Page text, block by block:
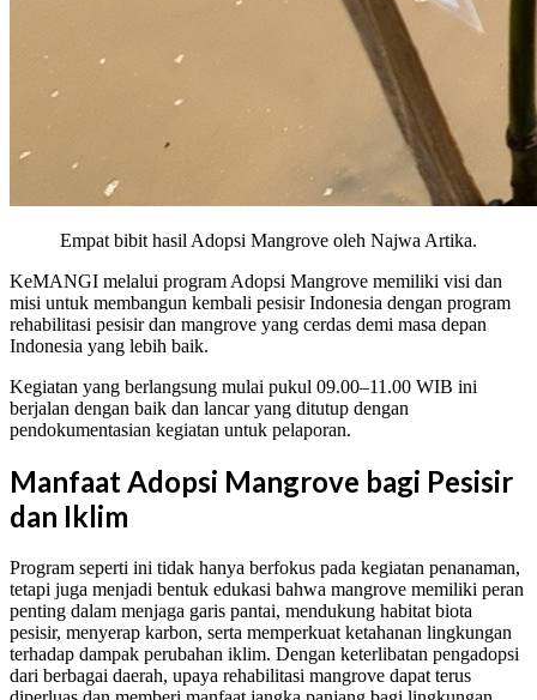
Empat bibit hasil Adopsi Mangrove oleh Najwa Artika.
KeMANGI melalui program Adopsi Mangrove memiliki visi dan
misi untuk membangun kembali pesisir Indonesia dengan program
rehabilitasi pesisir dan mangrove yang cerdas demi masa depan
Indonesia yang lebih baik.
Kegiatan yang berlangsung mulai pukul 09.00–11.00 WIB ini
berjalan dengan baik dan lancar yang ditutup dengan
pendokumentasian kegiatan untuk pelaporan.
Manfaat Adopsi Mangrove bagi Pesisir
dan Iklim
Program seperti ini tidak hanya berfokus pada kegiatan penanaman,
tetapi juga menjadi bentuk edukasi bahwa mangrove memiliki peran
penting dalam menjaga garis pantai, mendukung habitat biota
pesisir, menyerap karbon, serta memperkuat ketahanan lingkungan
terhadap dampak perubahan iklim. Dengan keterlibatan pengadopsi
dari berbagai daerah, upaya rehabilitasi mangrove dapat terus